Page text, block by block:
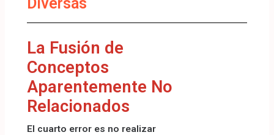
La Fusión de
Conceptos
Aparentemente No
Relacionados
El cuarto error es no realizar